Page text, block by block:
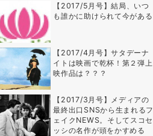
【2017/5月号】結局、いつ
も誰かに助けられて今がある
【2017/4月号】サタデーナ
イトは映画で乾杯！第２弾上
映作品は？？？
【2017/3月号】メディアの
最終出口SNSから生まれるフ
ェイクNEWS。そしてスコセ
ッシの名作が頭をかすめる